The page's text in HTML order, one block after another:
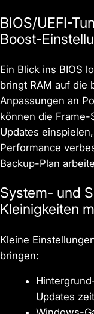
BIOS/UEFI-
Boost-
Ein Blick ins BIOS
bringt RAM auf die
Anpassungen an
können die Frame-
Updates
Performance
Backup-Plan
System- und
Kleinigkeiten
Kleine
bringen:
Updates